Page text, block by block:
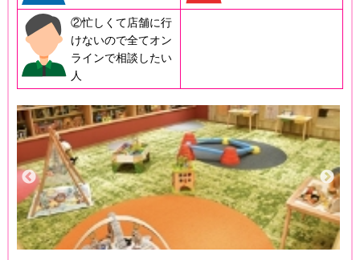
②忙しくて店舗に行
けないので全てオン
ラインで相談したい
人